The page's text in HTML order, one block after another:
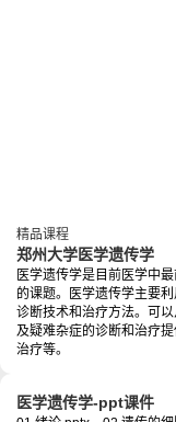
精品课程
郑州大学医学遗传学
医学遗传学是目前医学中
的课题。医学遗传学主要
诊断技术和治疗方法。可
及疑难杂症的诊断和治疗
治疗等。
医学遗传学-ppt课件